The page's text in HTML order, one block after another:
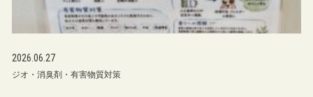
2026.06.27
ジオ・消臭剤・有害物質対策